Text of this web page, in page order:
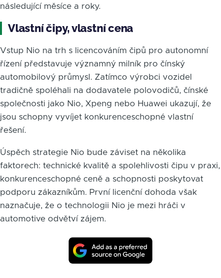
následující měsíce a roky.
Vlastní čipy, vlastní cena
Vstup Nio na trh s licencováním čipů pro autonomní
řízení představuje významný milník pro čínský
automobilový průmysl. Zatímco výrobci vozidel
tradičně spoléhali na dodavatele polovodičů, čínské
společnosti jako Nio, Xpeng nebo Huawei ukazují, že
jsou schopny vyvíjet konkurenceschopné vlastní
řešení.
Úspěch strategie Nio bude záviset na několika
faktorech: technické kvalitě a spolehlivosti čipu v praxi,
konkurenceschopné ceně a schopnosti poskytovat
podporu zákazníkům. První licenční dohoda však
naznačuje, že o technologii Nio je mezi hráči v
automotive odvětví zájem.